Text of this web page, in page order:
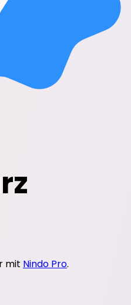
mit Nindo Pro.